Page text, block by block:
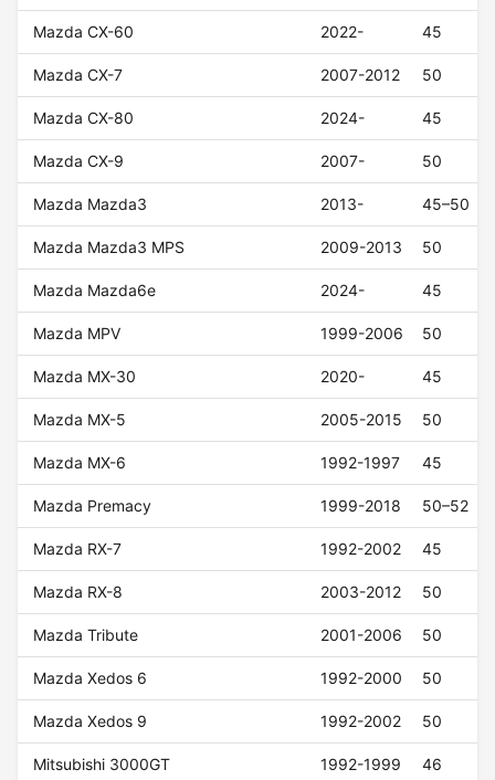
Mazda CX-60 2022- 45
Mazda CX-7 2007-2012 50
Mazda CX-80 2024- 45
Mazda CX-9 2007- 50
Mazda Mazda3 2013- 45–50
Mazda Mazda3 MPS 2009-2013 50
Mazda Mazda6e 2024- 45
Mazda MPV 1999-2006 50
Mazda MX-30 2020- 45
Mazda MX-5 2005-2015 50
Mazda MX-6 1992-1997 45
Mazda Premacy 1999-2018 50–52
Mazda RX-7 1992-2002 45
Mazda RX-8 2003-2012 50
Mazda Tribute 2001-2006 50
Mazda Xedos 6 1992-2000 50
Mazda Xedos 9 1992-2002 50
Mitsubishi 3000GT 1992-1999 46